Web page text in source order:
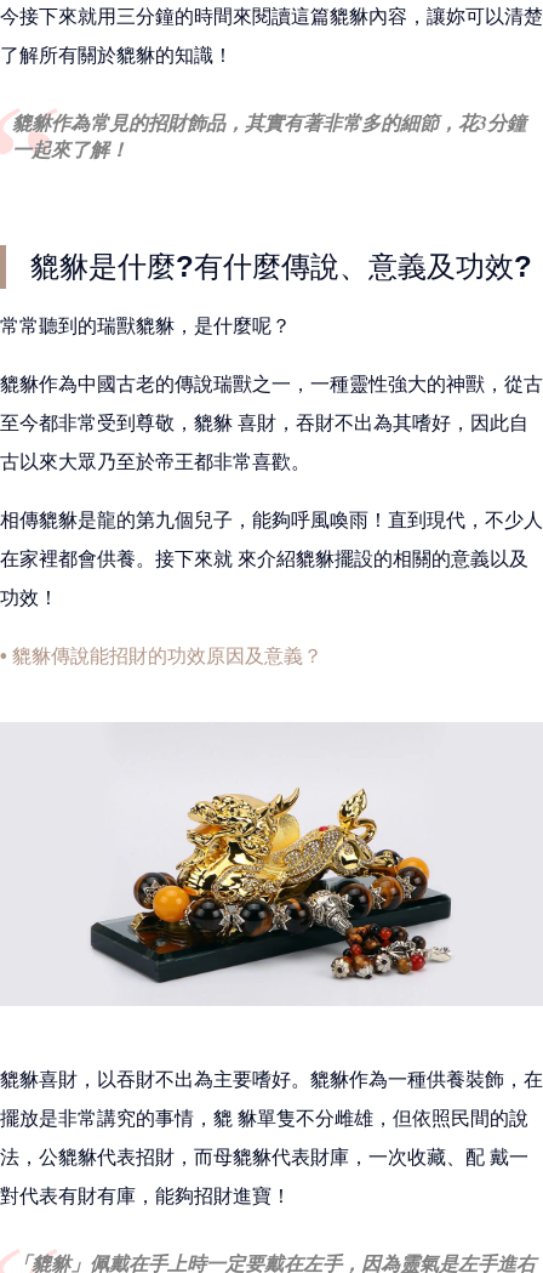
今接下來就用三分鐘的時間來閱讀這篇貔貅內容，讓妳可以清楚
了解所有關於貔貅的知識！
貔貅作為常見的招財飾品，其實有著非常多的細節，花3分鐘
一起來了解！
貔貅是什麼?有什麼傳說、意義及功效?
常常聽到的瑞獸貔貅，是什麼呢？
貔貅作為中國古老的傳說瑞獸之一，一種靈性強大的神獸，從古
至今都非常受到尊敬，貔貅 喜財，吞財不出為其嗜好，因此自
古以來大眾乃至於帝王都非常喜歡。
相傳貔貅是龍的第九個兒子，能夠呼風喚雨！直到現代，不少人
在家裡都會供養。接下來就 來介紹貔貅擺設的相關的意義以及
功效！
• 貔貅傳說能招財的功效原因及意義？
貔貅喜財，以吞財不出為主要嗜好。貔貅作為一種供養裝飾，在
擺放是非常講究的事情，貔 貅單隻不分雌雄，但依照民間的說
法，公貔貅代表招財，而母貔貅代表財庫，一次收藏、配 戴一
對代表有財有庫，能夠招財進寶！
「貔貅」佩戴在手上時一定要戴在左手，因為靈氣是左手進右